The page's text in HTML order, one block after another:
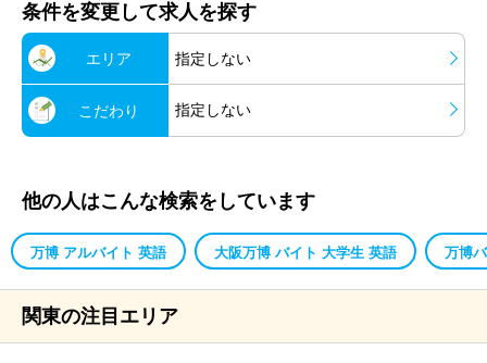
条件を変更して求人を探す
エリア 指定しない
こだわり 指定しない
他の人はこんな検索をしています
万博 アルバイト 英語 大阪万博 バイト 大学生 英語 万博
関東の注目エリア